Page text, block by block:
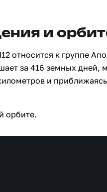
и
относится к группе
за 416 земных дней,
и
орбите.